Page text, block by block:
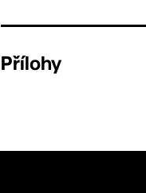
Přílohy